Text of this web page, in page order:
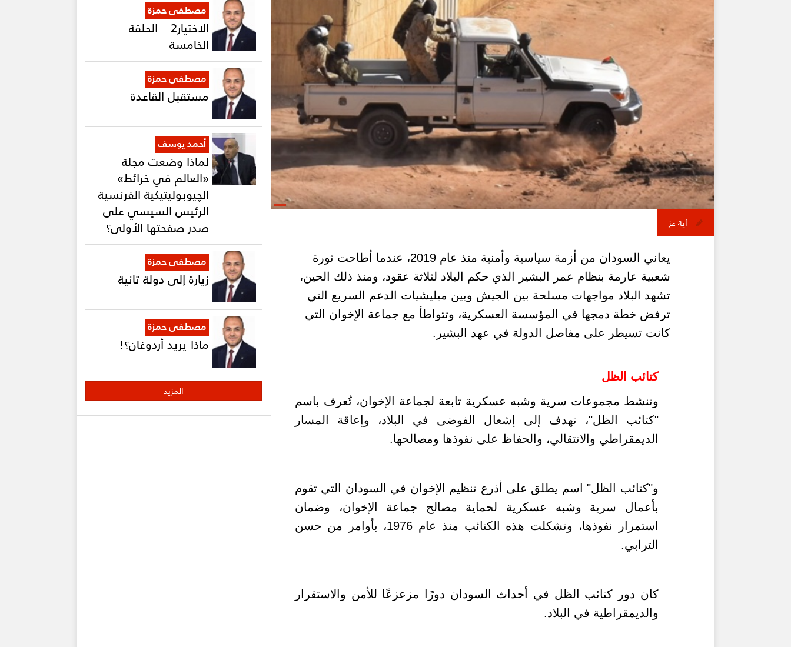
آية عز
يعاني السودان من أزمة سياسية وأمنية منذ عام 2019، عندما أطاحت ثورة
شعبية عارمة بنظام عمر البشير الذي حكم البلاد لثلاثة عقود، ومنذ ذلك الحين،
تشهد البلاد مواجهات مسلحة بين الجيش وبين ميليشيات الدعم السريع التي
ترفض خطة دمجها في المؤسسة العسكرية، وتتواطأ مع جماعة الإخوان التي
كانت تسيطر على مفاصل الدولة في عهد البشير.
كتائب الظل
وتنشط مجموعات سرية وشبه عسكرية تابعة لجماعة الإخوان، تُعرف باسم
"كتائب الظل"، تهدف إلى إشعال الفوضى في البلاد، وإعاقة المسار
الديمقراطي والانتقالي، والحفاظ على نفوذها ومصالحها.
و"كتائب الظل" اسم يطلق على أذرع تنظيم الإخوان في السودان التي تقوم
بأعمال سرية وشبه عسكرية لحماية مصالح جماعة الإخوان، وضمان
استمرار نفوذها، وتشكلت هذه الكتائب منذ عام 1976، بأوامر من حسن
الترابي.
كان دور كتائب الظل في أحداث السودان دورًا مزعزعًا للأمن والاستقرار
والديمقراطية في البلاد.
مصطفى حمزة
الاختيار2 – الحلقة
الخامسة
مصطفى حمزة
مستقبل القاعدة
أحمد يوسف
لماذا وضعت مجلة
«العالم في خرائط»
الچيوبوليتيكية الفرنسية
الرئيس السيسي على
صدر صفحتها الأولى؟
مصطفى حمزة
زيارة إلى دولة تانية
مصطفى حمزة
ماذا يريد أردوغان؟!
المزيد